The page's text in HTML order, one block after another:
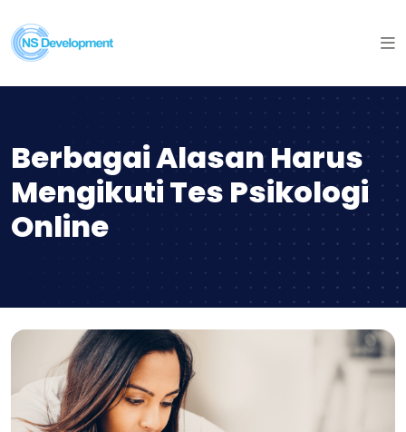
Berbagai Alasan Harus
Mengikuti Tes Psikologi
Online